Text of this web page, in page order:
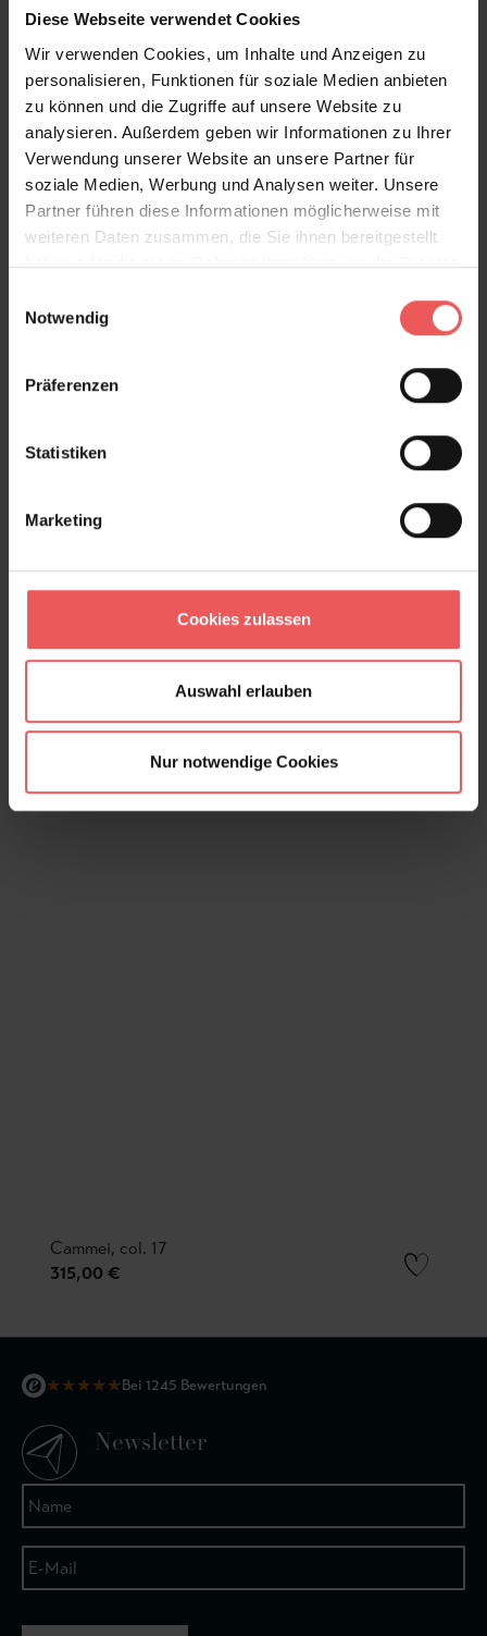
Diese Webseite verwendet Cookies
Wir verwenden Cookies, um Inhalte und Anzeigen zu
personalisieren, Funktionen für soziale Medien anbieten
zu können und die Zugriffe auf unsere Website zu
analysieren. Außerdem geben wir Informationen zu Ihrer
Verwendung unserer Website an unsere Partner für
soziale Medien, Werbung und Analysen weiter. Unsere
Partner führen diese Informationen möglicherweise mit
weiteren Daten zusammen, die Sie ihnen bereitgestellt
haben oder die sie im Rahmen Ihrer Nutzung der Dienste
Notwendig
Präferenzen
Statistiken
Marketing
Cookies zulassen
Auswahl erlauben
Nur notwendige Cookies
Produktgalerie überspringen
Varianten
315,00 €
Cammei, col. 17
315,00 €
★★★★★Bei 1245 Bewertungen
Newsletter